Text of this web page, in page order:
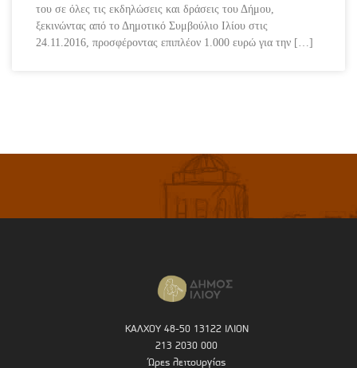
του σε όλες τις εκδηλώσεις και δράσεις του Δήμου,
ξεκινώντας από το Δημοτικό Συμβούλιο Ιλίου στις
24.11.2016, προσφέροντας επιπλέον 1.000 ευρώ για την […]
ΚΑΛΧΟΥ 48-50 13122 ΙΛΙΟΝ
213 2030 000
Ώρες λειτουργίας